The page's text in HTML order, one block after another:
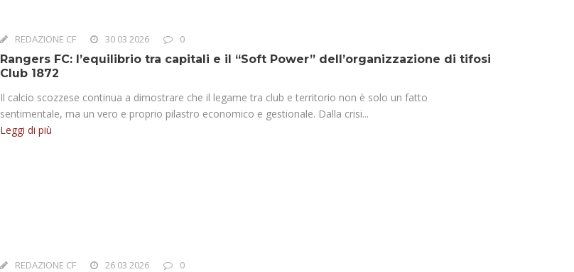
REDAZIONE CF 30 03 2026 0
Rangers FC: l’equilibrio tra capitali e il “Soft Power” dell’organizzazione di tifosi
Club 1872
Il calcio scozzese continua a dimostrare che il legame tra club e territorio non è solo un fatto
sentimentale, ma un vero e proprio pilastro economico e gestionale. Dalla crisi...
Leggi di più
REDAZIONE CF 26 03 2026 0